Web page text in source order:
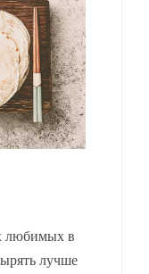
любимых в
лучше